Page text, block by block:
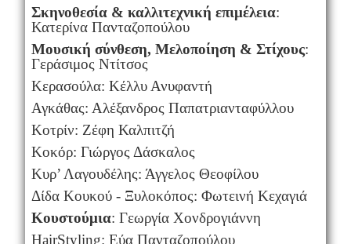
Σκηνοθεσία & καλλιτεχνική επιμέλεια:
Κατερίνα Πανταζοπούλου
Μουσική σύνθεση, Μελοποίηση & Στίχους:
Γεράσιμος Ντίτσος
Κερασούλα: Κέλλυ Ανυφαντή
Αγκάθας: Αλέξανδρος Παπατριανταφύλλου
Κοτρίν: Ζέφη Καλπιτζή
Κοκόρ: Γιώργος Δάσκαλος
Κυρ’ Λαγουδέλης: Άγγελος Θεοφίλου
Δίδα Κουκού - Ξυλοκόπος: Φωτεινή Κεχαγιά
Κουστούμια: Γεωργία Χονδρογιάννη
HairStyling: Εύα Πανταζοπούλου